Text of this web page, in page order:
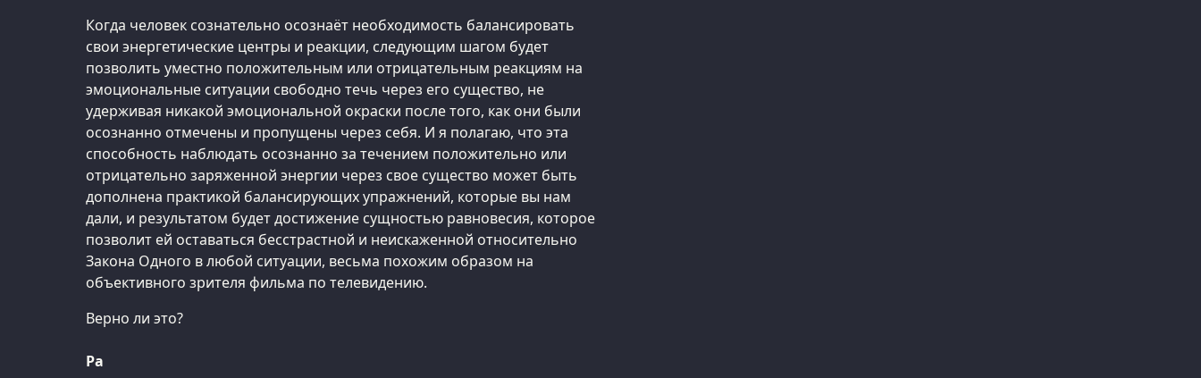
Когда человек сознательно осознаёт необходимость балансировать
свои энергетические центры и реакции, следующим шагом будет
позволить уместно положительным или отрицательным реакциям на
эмоциональные ситуации свободно течь через его существо, не
удерживая никакой эмоциональной окраски после того, как они были
осознанно отмечены и пропущены через себя. И я полагаю, что эта
способность наблюдать осознанно за течением положительно или
отрицательно заряженной энергии через свое существо может быть
дополнена практикой балансирующих упражнений, которые вы нам
дали, и результатом будет достижение сущностью равновесия, которое
позволит ей оставаться бесстрастной и неискаженной относительно
Закона Одного в любой ситуации, весьма похожим образом на
объективного зрителя фильма по телевидению.
Верно ли это?
Ра